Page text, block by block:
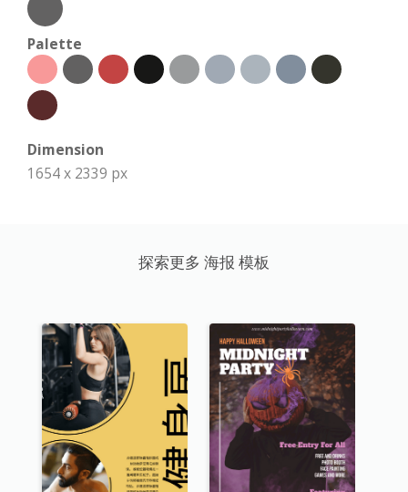
Palette
Dimension
1654 x 2339 px
探索更多 海报 模板